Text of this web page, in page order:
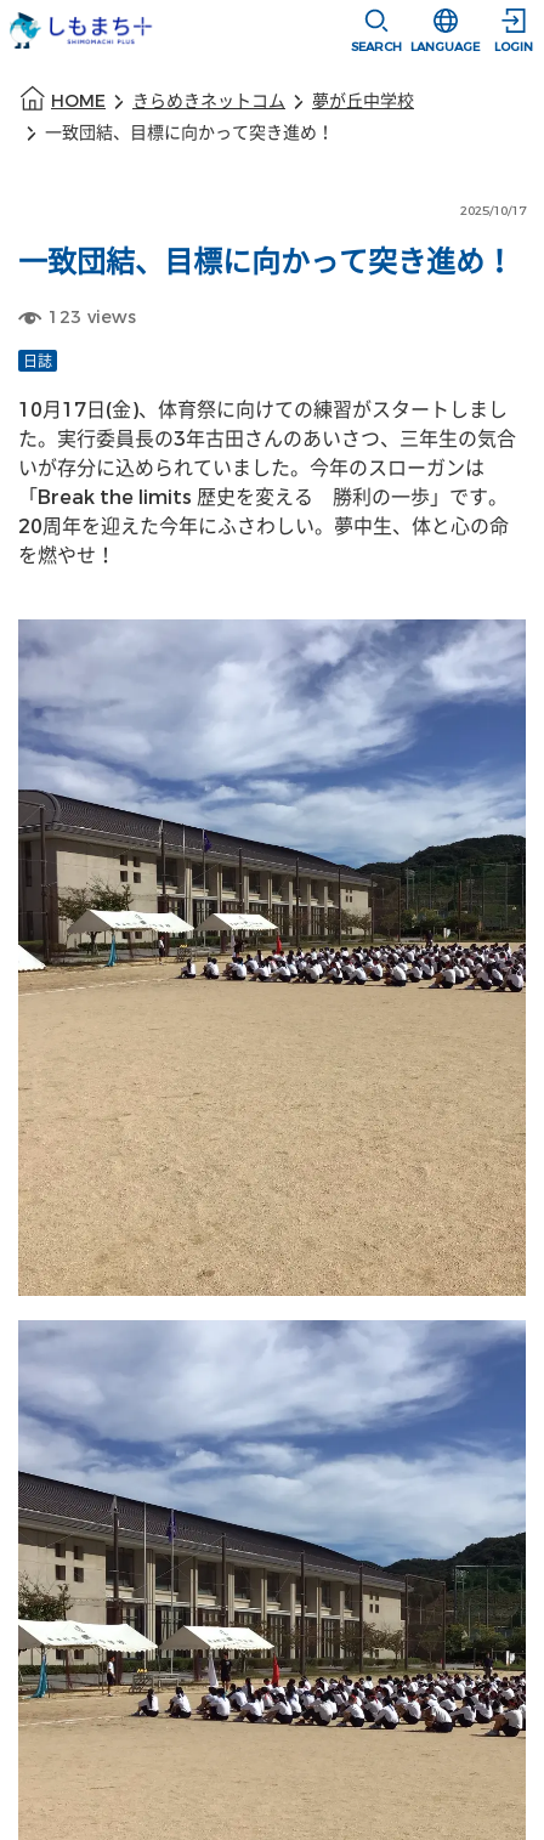
SEARCH
選択すると言
LANGUAGE LOGIN
HOME きらめきネットコム
夢が丘中学校
一致団結、目標に向かって突き進め！
2025/10/17
一致団結、目標に向かって突き進め！
123 views
日誌
10月17日(金)、体育祭に向けての練習がスタートしまし
た。実行委員長の3年古田さんのあいさつ、三年生の気合
いが存分に込められていました。今年のスローガンは
「Break the limits 歴史を変える　勝利の一歩」です。
20周年を迎えた今年にふさわしい。夢中生、体と心の命
を燃やせ！